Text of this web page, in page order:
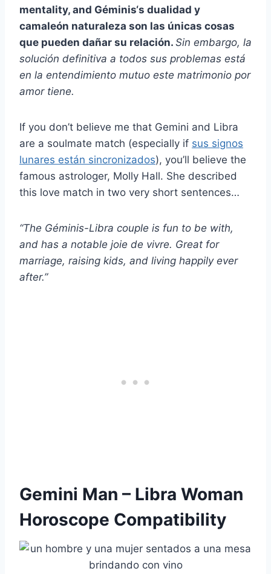
mentality, and Géminis‘s dualidad y
camaleón naturaleza son las únicas cosas
que pueden dañar su relación. Sin embargo, la
solución definitiva a todos sus problemas está
en la entendimiento mutuo este matrimonio por
amortiene.
If you don’t believe me that Gemini and Libra
are a soulmate match (especially if sus signos
lunares están sincronizados), you’ll believe the
famous astrologer, Molly Hall. She described
this love match in two very short sentences…
“The Géminis-Libra couple is fun to be with,
and has a notable joie de vivre. Great for
marriage, raising kids, and living happily ever
after.”
Gemini Man – Libra Woman
Horoscope Compatibility